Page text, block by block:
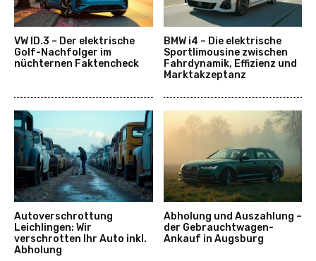
VW ID.3 – Der elektrische
Golf-Nachfolger im
nüchternen Faktencheck
BMW i4 – Die elektrische
Sportlimousine zwischen
Fahrdynamik, Effizienz und
Marktakzeptanz
Autoverschrottung
Leichlingen: Wir
verschrotten Ihr Auto inkl.
Abholung
Abholung und Auszahlung –
der Gebrauchtwagen-
Ankauf in Augsburg